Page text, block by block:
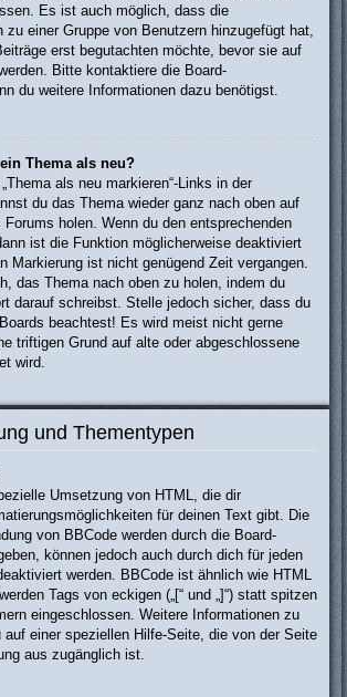
Es ist auch möglich, dass die
zu einer Gruppe von Benutzern hinzugefügt hat,
erst begutachten möchte, bevor sie auf
Bitte kontaktiere die Board-
du weitere Informationen dazu benötigst.
Thema als neu?
als neu markieren“-Links in der
du das Thema wieder ganz nach oben auf
holen. Wenn du den entsprechenden
ist die Funktion möglicherweise deaktiviert
Markierung ist nicht genügend Zeit vergangen.
das Thema nach oben zu holen, indem du
darauf schreibst. Stelle jedoch sicher, dass du
beachtest! Es wird meist nicht gerne
triftigen Grund auf alte oder abgeschlossene
wird.
und Thementypen
Umsetzung von HTML, die dir
für deinen Text gibt. Die
von BBCode werden durch die Board-
können jedoch auch durch dich für jeden
werden. BBCode ist ähnlich wie HTML
Tags von eckigen („[“ und „]“) statt spitzen
eingeschlossen. Weitere Informationen zu
auf einer speziellen Hilfe-Seite, die von der Seite
aus zugänglich ist.